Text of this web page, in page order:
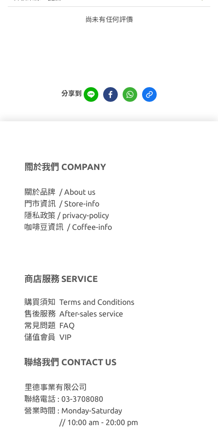
尚未有任何評價
分享到
關於我們 COMPANY
關於品牌 / About us
門市資訊 / Store-info
隱私政策 / privacy-policy
咖啡豆資訊 / Coffee-info
商店服務 SERVICE
購買須知 Terms and Conditions
售後服務 After-sales service
常見問題 FAQ
儲值會員 VIP
聯絡我們 CONTACT US
里德事業有限公司
聯絡電話 : 03-3708080
營業時間 : Monday-Saturday
// 10:00 am - 20:00 pm